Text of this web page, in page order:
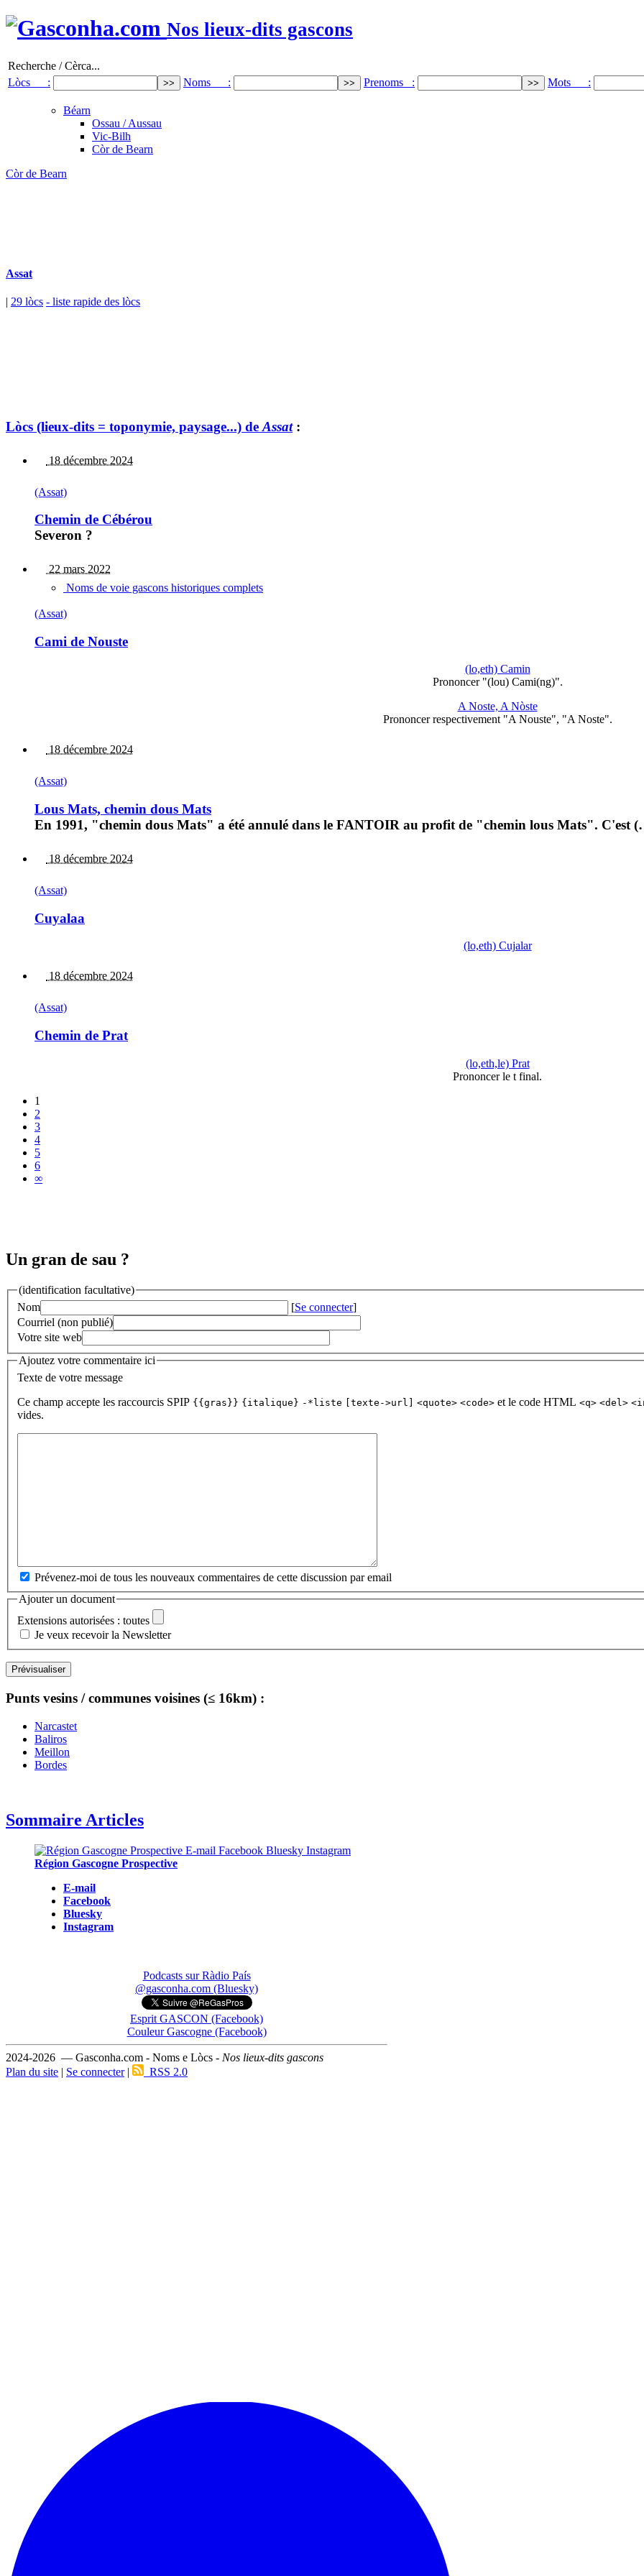
Nos lieux-dits gascons
Recherche / Cèrca...
Lòcs :
Noms : Prenoms : Mots :
Béarn
Ossau / Aussau
Vic-Bilh
Còr de Bearn
Còr de Bearn
Assat
| 29 lòcs - liste rapide des lòcs
Lòcs (lieux-dits = toponymie, paysage...) de Assat:
18 décembre 2024
(Assat)
Chemin de Cébérou
Severon ?
22 mars 2022
Noms de voie gascons historiques complets
(Assat)
Cami de Nouste
(lo,eth) Camin
Prononcer "(lou) Cami(ng)".
A Noste, A Nòste
Prononcer respectivement "A Nouste", "A Noste".
18 décembre 2024
(Assat)
Lous Mats, chemin dous Mats
En 1991, "chemin dous Mats" a été annulé dans le FANTOIR au profit de "chemin lous Mats". C'est
18 décembre 2024
(Assat)
Cuyalaa
(lo,eth) Cujalar
18 décembre 2024
(Assat)
Chemin de Prat
(lo,eth,le) Prat
Prononcer le t final.
1
2
3
4
5
6
∞
Un gran de sau ?
(identification facultative)
Nom
[Se connecter]
Courriel (non publié)
Votre site web
Ajoutez votre commentaire ici
Texte de votre message
Ce champ accepte les raccourcis SPIP {{gras}} {italique} -*liste [texte->url] <quote> <code> et le code HTML <q> <del>
vides.
Prévenez-moi de tous les nouveaux commentaires de cette discussion par email
Ajouter un document
Extensions autorisées : toutes
Je veux recevoir la Newsletter
Punts vesins / communes voisines (≤ 16km) :
Narcastet
Baliros
Meillon
Bordes
Sommaire Articles
Région Gascogne Prospective
E-mail
Facebook
Bluesky
Instagram
Podcasts sur Ràdio País
@gasconha.com (Bluesky)
Esprit GASCON (Facebook)
Couleur Gascogne (Facebook)
2024-2026 — Gasconha.com - Noms e Lòcs - Nos lieux-dits gascons
Plan du site | Se connecter| RSS 2.0